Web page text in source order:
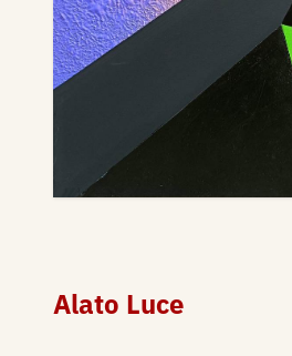
Alato Luce